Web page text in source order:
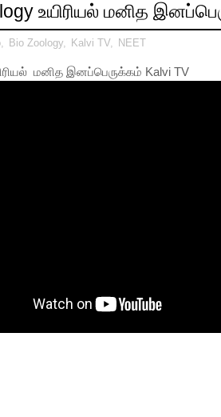
உயிரியல் மனித
, Bio Zoology, Kalvi TV, NEET
மனித இனப்பெருக்கம் Kalvi TV